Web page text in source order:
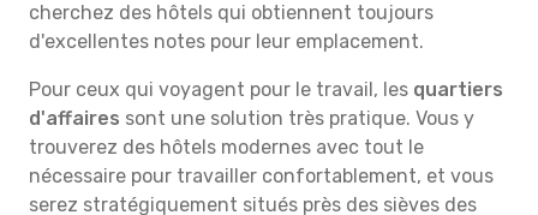
cherchez des hôtels qui obtiennent toujours
d'excellentes notes pour leur emplacement.
Pour ceux qui voyagent pour le travail, les quartiers
d'affaires sont une solution très pratique. Vous y
trouverez des hôtels modernes avec tout le
nécessaire pour travailler confortablement, et vous
serez stratégiquement situés près des sièves des